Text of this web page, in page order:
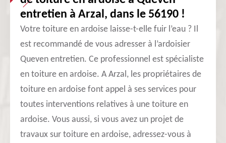
entretien à Arzal, dans le 56190 !
Votre toiture en ardoise laisse-t-elle fuir l’eau ? Il
est recommandé de vous adresser à l’ardoisier
Queven entretien. Ce professionnel est spécialiste
en toiture en ardoise. A Arzal, les propriétaires de
toiture en ardoise font appel à ses services pour
toutes interventions relatives à une toiture en
ardoise. Vous aussi, si vous avez un projet de
travaux sur toiture en ardoise, adressez-vous à